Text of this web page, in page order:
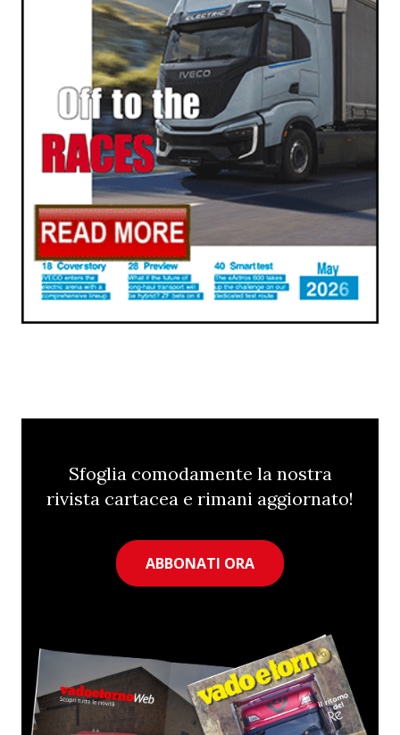
Sfoglia comodamente la nostra
rivista cartacea e rimani aggiornato!
ABBONATI ORA